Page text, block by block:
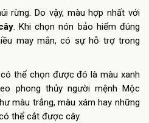
rừng. Do vậy, màu hợp nhất với
. Khi chọn nón bảo hiểm đúng
may mắn, có sự hỗ trợ trong
thể chọn được đó là màu xanh
phong thủy người mệnh Mộc
màu trắng, màu xám hay những
thể cắt được cây.